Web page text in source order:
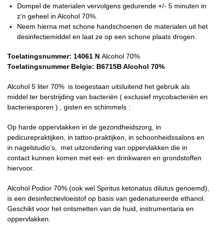
Dompel de materialen vervolgens gedurende +/- 5 minuten in
z’n geheel in Alcohol 70%.
Neem hierna met schone handschoenen de materialen uit het
desinfectiemiddel en laat ze op een schone plaats drogen.
Toelatingsnummer: 14061 N Alcohol 70%
Toelatingsnummer Belgie: B6715B Alcohol 70%
Alcohol 5 liter 70% is toegestaan uitsluitend het gebruik als
middel ter berstrijding van bacteriën ( exclusief mycobacteriën en
bacteriesporen ) , gisten en schimmels :
Op harde oppervlakken in de gezondheidszorg, in
pedicurepraktijken, in tattoo-praktijken, in schoonheidssalons en
in nagelstudio’s, met uitzondering van oppervlakken die in
contact kunnen komen met eet- en drinkwaren en grondstoffen
hiervoor.
Alcohol Podior 70% (ook wel Spiritus ketonatus dilutus genoemd),
is een desinfectievloeistof op basis van gedenatureerde ethanol.
Geschikt voor het ontsmetten van de huid, instrumentaria en
oppervlakken.